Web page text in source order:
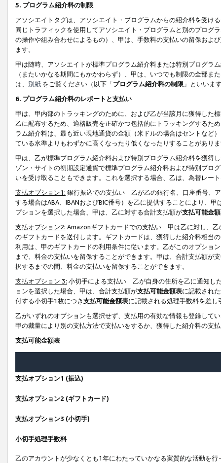
5. プログラム紹介料の制限
アソシエイトタグは、アソシエイト・プログラムからの紹介料を受け
同じトラフィックを使用してアソシエイト・プログラムと別のプログ
の操作や組み合わせによるもの）、甲は、手数料の支払いの留保およ
ます。
甲は随時、アソシエイトが標準プログラム紹介料または特別プログラ
（またいかなる期間にもかかわらず）、甲は、いつでも制限の全部
は、 別紙 をご覧ください（以下「プログラム紹介料の制限 」といいま
6. プログラム紹介料のレポートと支払い
甲は、甲内部のトラッキングのために、および乙が当該月に獲得した
乙に配布するため、適格販売を正確かつ包括的にトラッキングするた
ラム紹介料は、最も近い現地通貨の金額（米ドルの場合はセントなど
ている水準よりもわずかに高くなったり低くなったりすることがあり
甲は、乙が標準プログラム紹介料および特別プログラム紹介料を獲得
ゾン・サイトの初期設定通貨で標準プログラム紹介料および特別プロ
いを受け取ることもできます。これを選択する場合、乙は、為替レー
支払オプション1: 銀行振込での支払い 乙が乙の銀行名、口座番号、
する場合はABA、IBANおよびBIC番号）を乙に提供することにより、
プションを選択した場合、甲は、乙に対する合計支払額が支払可能金
支払オプション2: Amazonギフトカードでの支払い 甲は乙に対し、乙
のギフトカードを送付します。ギフトカードは、獲得した紹介料相当
利用は、甲のギフトカードの利用条件に従います。乙がこのオプショ
まで、料金の支払いを留保することができます。甲は、合計支払額が
択するまでの間、料金の支払いを留保することができます。
支払オプション 3: 小切手による支払い 乙が自身の住所を乙に通知し
ョンを選択した場合、甲は、合計支払額が支払可能金額表に記載され
付する小切手1枚につき支払可能金額表に記載される処理手数料を差し
乙がいずれのオプションも選択せず、支払用の有効な情報も登録して
甲の裁量により別の支払方法で支払いをするか、獲得した紹介料の支
支払可能金額表
支払オプション1 (振込)
支払オプション2 (ギフトカード)
支払オプション3 (小切手)
小切手処理手数料
乙のアカウントが少なくとも1年にわたっていかなる実質的な活動を